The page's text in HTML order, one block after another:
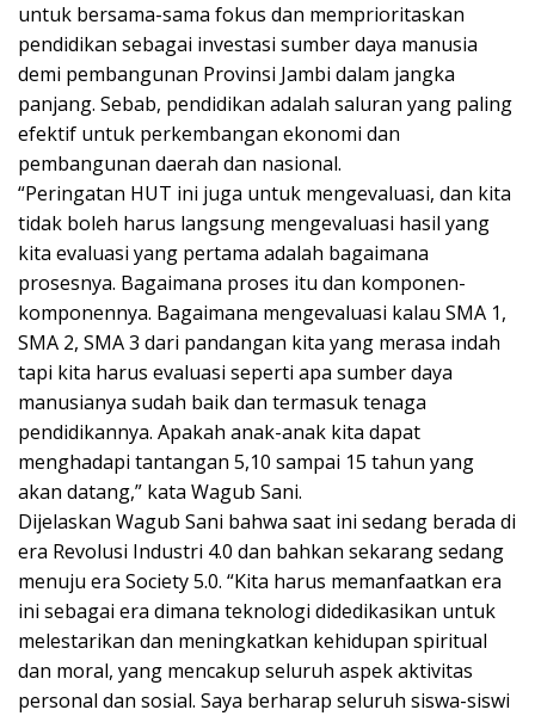
untuk bersama-sama fokus dan memprioritaskan
pendidikan sebagai investasi sumber daya manusia
demi pembangunan Provinsi Jambi dalam jangka
panjang. Sebab, pendidikan adalah saluran yang paling
efektif untuk perkembangan ekonomi dan
pembangunan daerah dan nasional.
“Peringatan HUT ini juga untuk mengevaluasi, dan kita
tidak boleh harus langsung mengevaluasi hasil yang
kita evaluasi yang pertama adalah bagaimana
prosesnya. Bagaimana proses itu dan komponen-
komponennya. Bagaimana mengevaluasi kalau SMA 1,
SMA 2, SMA 3 dari pandangan kita yang merasa indah
tapi kita harus evaluasi seperti apa sumber daya
manusianya sudah baik dan termasuk tenaga
pendidikannya. Apakah anak-anak kita dapat
menghadapi tantangan 5,10 sampai 15 tahun yang
akan datang,” kata Wagub Sani.
Dijelaskan Wagub Sani bahwa saat ini sedang berada di
era Revolusi Industri 4.0 dan bahkan sekarang sedang
menuju era Society 5.0. “Kita harus memanfaatkan era
ini sebagai era dimana teknologi didedikasikan untuk
melestarikan dan meningkatkan kehidupan spiritual
dan moral, yang mencakup seluruh aspek aktivitas
personal dan sosial. Saya berharap seluruh siswa-siswi